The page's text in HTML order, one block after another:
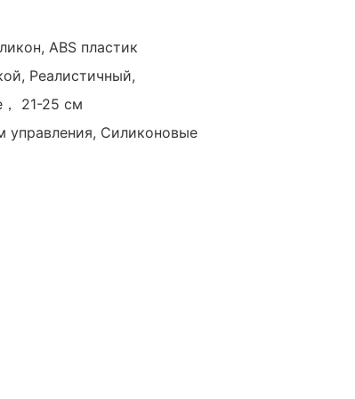
ABS пластик
Реалистичный,
21-25 см
управления, Силиконовые